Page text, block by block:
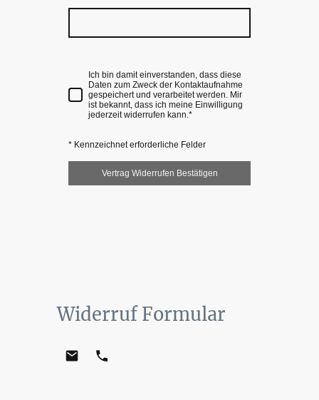
Ich bin damit einverstanden, dass diese
Daten zum Zweck der Kontaktaufnahme
gespeichert und verarbeitet werden. Mir
ist bekannt, dass ich meine Einwilligung
jederzeit widerrufen kann. *
* Kennzeichnet erforderliche Felder
Vertrag Widerrufen Bestätigen
Widerruf Formular